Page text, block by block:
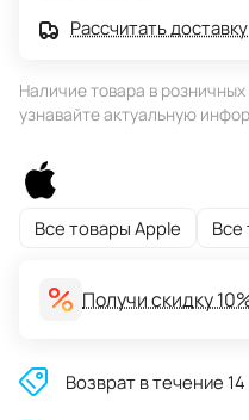
Рассчитать доставку
Наличие товара в
узнавайте актуальную
Все товары Apple Все
Получи скидку
Возврат в течение